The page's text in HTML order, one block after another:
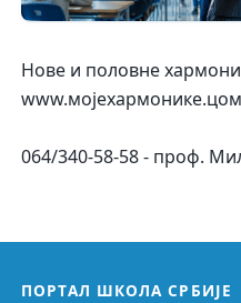
Нове и половне
www.мојехармонике.цом
064/340-58-58 - проф.
ПОРТАЛ ШКОЛА СРБИЈЕ